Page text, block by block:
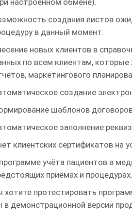
настроенном обмене).
создания листов
в данный момент.
новых клиентов в
по всем клиентам,
маркетингового
создание
шаблонов
заполнение
клиентских сертификатов на
учёта пациентов в
приёмах и процедурах.
хотите протестировать
в демонстрационной версии